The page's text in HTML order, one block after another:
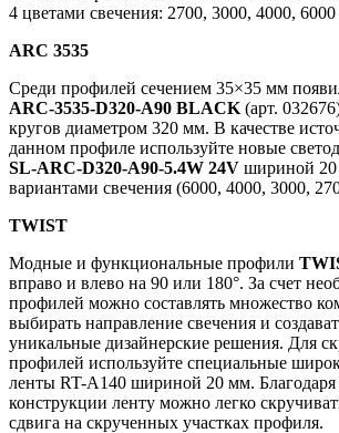
4 цветами свечения: 2700, 3000, 4000,
ARC 3535
Среди профилей сечением 35×35 мм
ARC-3535-D320-A90 BLACK (арт.
кругов диаметром 320 мм. В качестве
данном профиле используйте новые
SL-ARC-D320-A90-5.4W 24V шириной 20
вариантами свечения (6000, 4000, 3000,
TWIST
Модные и функциональные профили
вправо и влево на 90 или 180°. За счет
профилей можно составлять множество
выбирать направление свечения и
уникальные дизайнерские решения. Для
профилей используйте специальные
ленты RT-A140 шириной 20 мм. Благодаря
конструкции ленту можно легко
сдвига на скрученных участках профиля.